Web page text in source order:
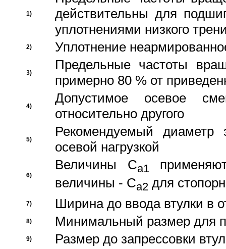
1)
действительны для
уплотнениями низкого
2) Уплотнение
3)
Предельные частоты
примерно 80 % от
4)
Допустимое осевое
относительно другого
5)
Рекомендуемый диаметр
осевой нагрузкой
6)
Величины Ca1
величины - Ca2 для
7) Ширина до ввода втулки в
8) Минимальный размер для
9) Размер до запрессовки